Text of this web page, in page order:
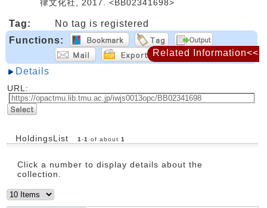
律文化社, 2017. <BB02341698>
Tag:
No tag is registered
Functions:
Details
URL:
HoldingsList 1 -1 of about 1
Click a number to display details about the
collection.
Related Information<<